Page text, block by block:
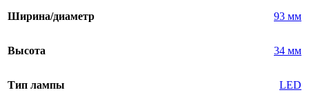
Ширина/диаметр 93 мм
Высота 34 мм
Тип лампы LED